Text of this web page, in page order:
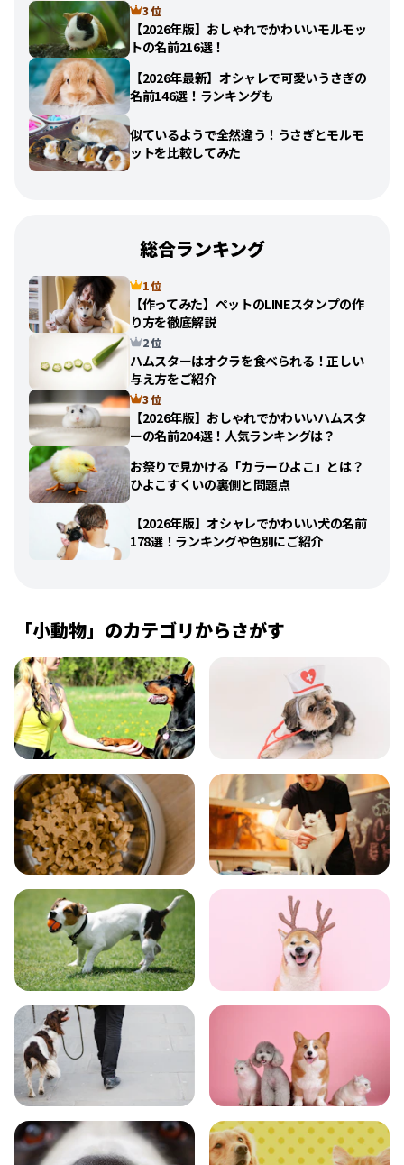
3 位
【2026年版】おしゃれでかわいいモルモッ
トの名前216選！
【2026年最新】オシャレで可愛いうさぎの
名前146選！ランキングも
似ているようで全然違う！うさぎとモルモ
ットを比較してみた
総合ランキング
1 位
【作ってみた】ペットのLINEスタンプの作
り方を徹底解説
2 位
ハムスターはオクラを食べられる！正しい
与え方をご紹介
3 位
【2026年版】おしゃれでかわいいハムスタ
ーの名前204選！人気ランキングは？
お祭りで見かける「カラーひよこ」とは？
ひよこすくいの裏側と問題点
【2026年版】オシャレでかわいい犬の名前
178選！ランキングや色別にご紹介
「小動物」のカテゴリからさがす
飼い方 健康
食事 お手入れ
トレーニング グッズ
おでかけ 図鑑